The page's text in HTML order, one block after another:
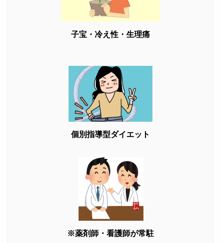
子宝・冷え性・生理痛
個別指導型ダイエット
※薬剤師・看護師が常駐